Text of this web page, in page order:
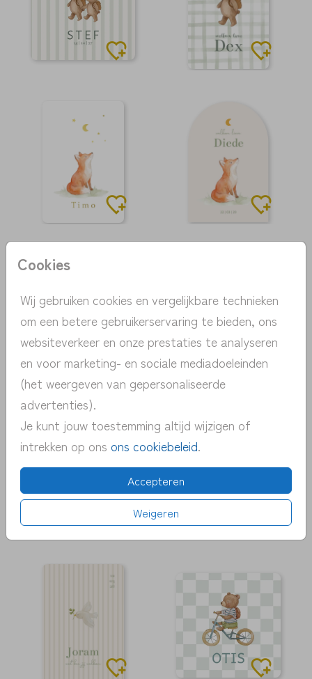
Cookies
Wij gebruiken cookies en vergelijkbare technieken
om een betere gebruikerservaring te bieden, ons
websiteverkeer en onze prestaties te analyseren
en voor marketing- en sociale mediadoeleinden
(het weergeven van gepersonaliseerde
advertenties).
Je kunt jouw toestemming altijd wijzigen of
intrekken op ons ons cookiebeleid.
Accepteren
Weigeren